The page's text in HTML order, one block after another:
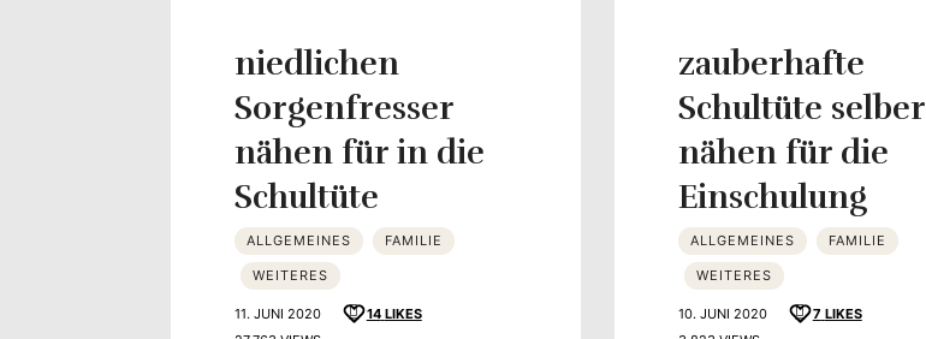
zeigt
Ihren
Lieblingsgeschmack
niedlichen
Sorgenfresser
nähen für in die
Schultüte
ALLGEMEINES FAMILIE
WEITERES
11. JUNI 2020 14 LIKES
zauberhafte
Schultüte selber
nähen für die
Einschulung
ALLGEMEINES FAMILIE
WEITERES
10. JUNI 2020 7 LIKES